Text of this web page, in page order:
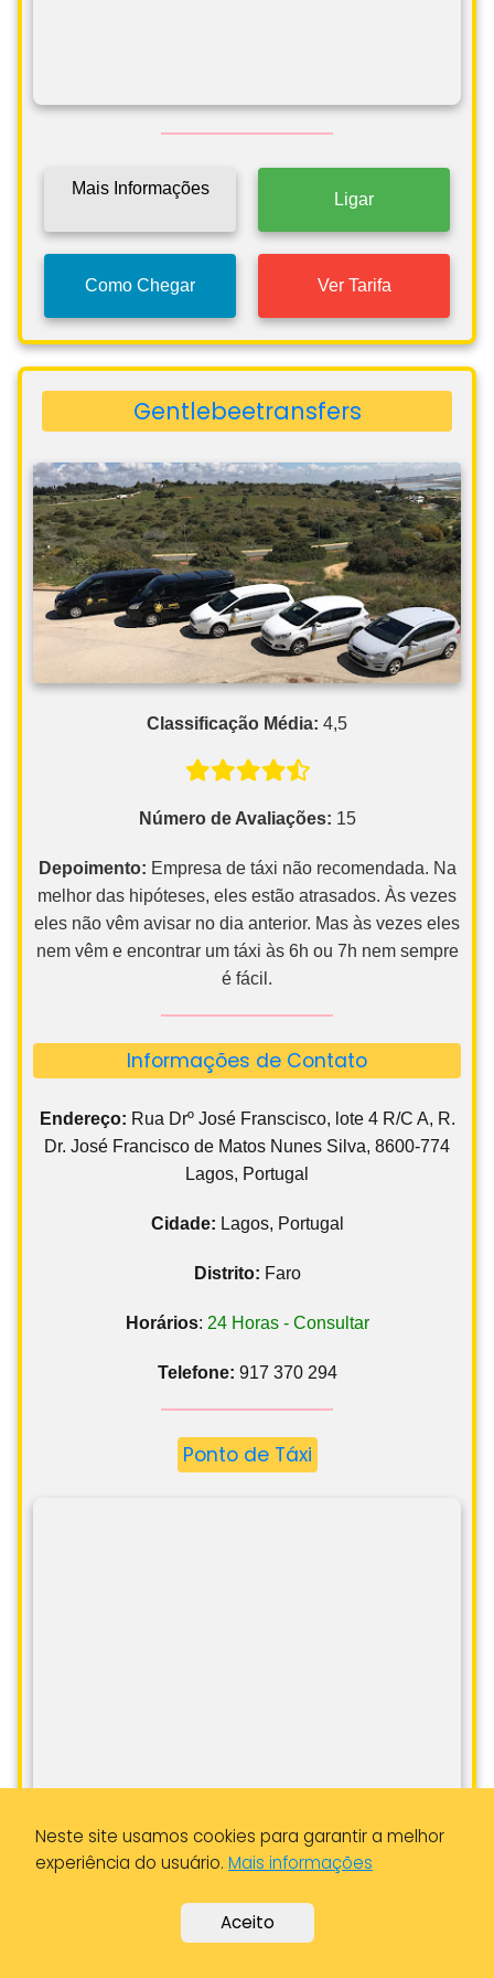
Mais Informações
Ligar
Como Chegar Ver Tarifa
Gentlebeetransfers
Classificação Média: 4,5
Número de Avaliações: 15
Depoimento: Empresa de táxi não recomendada. Na
melhor das hipóteses, eles estão atrasados. Às vezes
eles não vêm avisar no dia anterior. Mas às vezes eles
nem vêm e encontrar um táxi às 6h ou 7h nem sempre
é fácil.
Informações de Contato
Endereço: Rua Drº José Franscisco, lote 4 R/C A, R.
Dr. José Francisco de Matos Nunes Silva, 8600-774
Lagos, Portugal
Cidade: Lagos, Portugal
Distrito: Faro
Horários: 24 Horas - Consultar
Telefone: 917 370 294
Ponto de Táxi
Neste site usamos cookies para garantir a melhor
experiência do usuário. Mais informações
Aceito